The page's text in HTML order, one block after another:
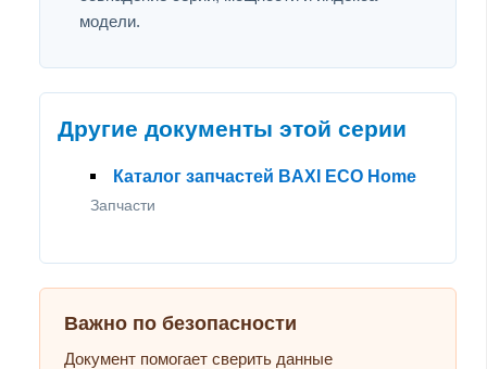
модели.
Другие документы этой серии
Каталог запчастей BAXI ECO Home
Запчасти
Важно по безопасности
Документ помогает сверить данные